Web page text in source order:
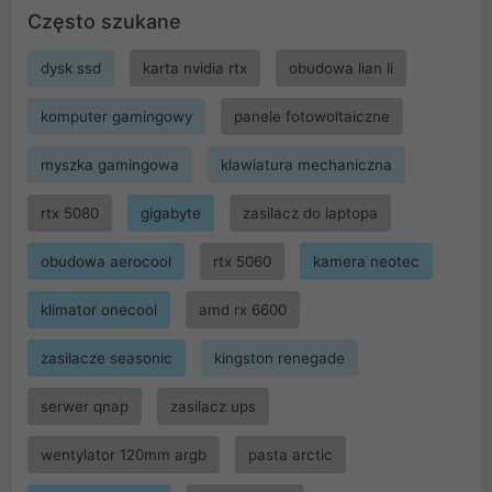
Często szukane
dysk ssd karta nvidia rtx obudowa lian li
komputer gamingowy panele fotowoltaiczne
myszka gamingowa klawiatura mechaniczna
rtx 5080 gigabyte zasilacz do laptopa
obudowa aerocool rtx 5060 kamera neotec
klimator onecool amd rx 6600
zasilacze seasonic kingston renegade
serwer qnap zasilacz ups
wentylator 120mm argb pasta arctic